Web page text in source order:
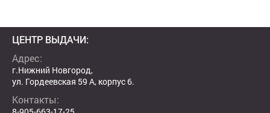
ЦЕНТР ВЫДАЧИ:
Адрес:
г.Нижний Новгород,
ул. Гордеевская 59 А, корпус 6.
Контакты: